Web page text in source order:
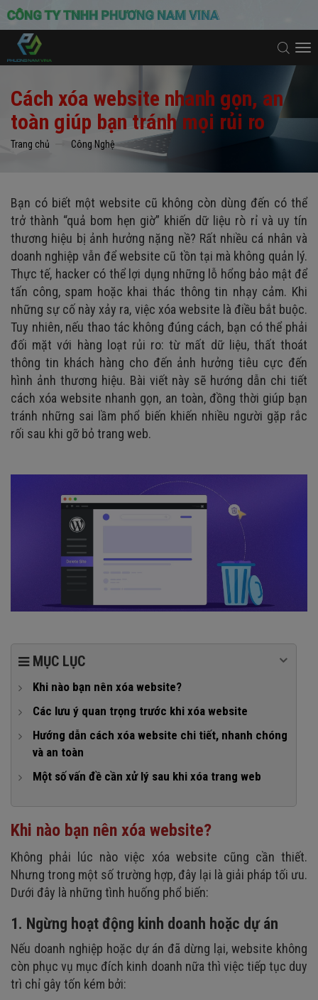
Cách xóa website nhanh gọn, an
toàn giúp bạn tránh mọi rủi ro
Trang chủ Công Nghệ
Bạn có biết một website cũ không còn dùng đến có thể
trở thành “quả bom hẹn giờ” khiến dữ liệu rò rỉ và uy tín
thương hiệu bị ảnh hưởng nặng nề? Rất nhiều cá nhân và
doanh nghiệp vẫn để website cũ tồn tại mà không quản lý.
Thực tế, hacker có thể lợi dụng những lỗ hổng bảo mật để
tấn công, spam hoặc khai thác thông tin nhạy cảm. Khi
những sự cố này xảy ra, việc xóa website là điều bắt buộc.
Tuy nhiên, nếu thao tác không đúng cách, bạn có thể phải
đối mặt với hàng loạt rủi ro: từ mất dữ liệu, thất thoát
thông tin khách hàng cho đến ảnh hưởng tiêu cực đến
hình ảnh thương hiệu. Bài viết này sẽ hướng dẫn chi tiết
cách xóa website nhanh gọn, an toàn, đồng thời giúp bạn
tránh những sai lầm phổ biến khiến nhiều người gặp rắc
rối sau khi gỡ bỏ trang web.
MỤC LỤC
Khi nào bạn nên xóa website?
1. Ngừng hoạt động kinh doanh hoặc dự án
2. Website lỗi thời, không còn phù hợp
3. Chuyển sang nền tảng/website mới
4. Tránh rò rỉ thông tin, dữ liệu cũ trên web
Các lưu ý quan trọng trước khi xóa website
1. Sao lưu dữ liệu quan trọng
2. Thông báo cho người dùng và các bên liên quan
3. Gỡ bỏ các dịch vụ liên kết (nếu có)
Hướng dẫn cách xóa website chi tiết, nhanh chóng
và an toàn
Cách 1: Xóa website trên hosting
Wix
Squarespace
Shopify
Cách 3: Xóa website WordPress
Trường hợp 1: WordPress.com (miễn phí)
Trường hợp 2: WordPress tự host (WordPress.org)
Cách 4: Xóa website bằng cách hủy tên miền
Một số vấn đề cần xử lý sau khi xóa trang web
2. Thiết lập redirect 301 nếu có website mới
4. Cập nhật kênh truyền thông khác để tránh mất khách
hàng
Khi nào bạn nên xóa website?
Không phải lúc nào việc xóa website cũng cần thiết.
Nhưng trong một số trường hợp, đây lại là giải pháp tối ưu.
Dưới đây là những tình huống phổ biến:
1. Ngừng hoạt động kinh doanh hoặc dự án
Nếu doanh nghiệp hoặc dự án đã dừng lại, website không
còn phục vụ mục đích kinh doanh nữa thì việc tiếp tục duy
trì chỉ gây tốn kém bởi: